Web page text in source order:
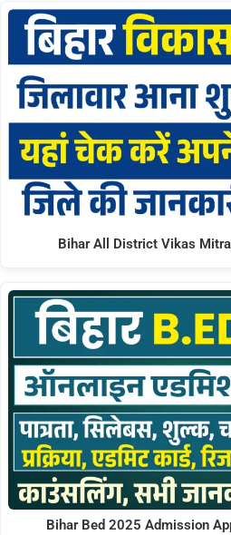
Bihar All District Vikas
Bihar Bed 2025 Admission